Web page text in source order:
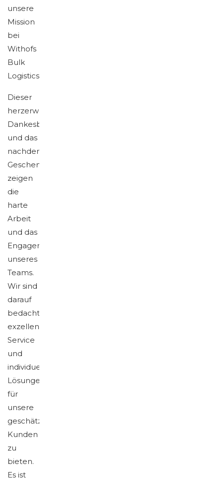
unsere
Mission
bei
Withofs
Bulk
Logistics.
Dieser
herzerwärmende
Dankesbrief
und das
nachdenkliche
Geschenk
zeigen
die
harte
Arbeit
und das
Engagement
unseres
Teams.
Wir sind
darauf
bedacht,
exzellenten
Service
und
individuelle
Lösungen
für
unsere
geschätzten
Kunden
zu
bieten.
Es ist